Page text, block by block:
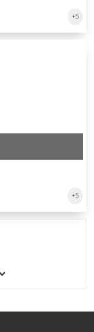
+5
+5